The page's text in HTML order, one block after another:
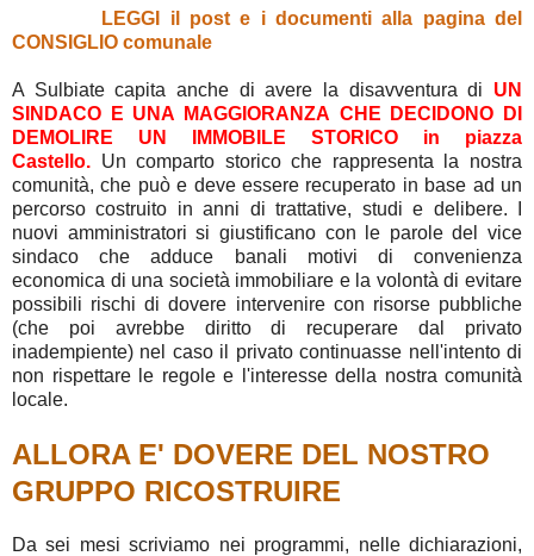
LEGGI il post e i documenti alla pagina del
CONSIGLIO comunale
A Sulbiate capita anche di avere la disavventura di UN
SINDACO E UNA MAGGIORANZA CHE DECIDONO DI
DEMOLIRE UN IMMOBILE STORICO in piazza
Castello. Un comparto storico che rappresenta la nostra
comunità, che può e deve essere recuperato in base ad un
percorso costruito in anni di trattative, studi e delibere. I
nuovi amministratori si giustificano con le parole del vice
sindaco che adduce banali motivi di convenienza
economica di una società immobiliare e la volontà di evitare
possibili rischi di dovere intervenire con risorse pubbliche
(che poi avrebbe diritto di recuperare dal privato
inadempiente) nel caso il privato continuasse nell'intento di
non rispettare le regole e l'interesse della nostra comunità
locale.
ALLORA E' DOVERE DEL NOSTRO
GRUPPO RICOSTRUIRE
Da sei mesi scriviamo nei programmi, nelle dichiarazioni,